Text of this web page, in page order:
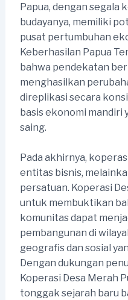
Papua, dengan segala
budayanya, memiliki
pusat pertumbuhan
Keberhasilan Papua
bahwa pendekatan
menghasilkan
direplikasi secara
basis ekonomi mandiri
saing.
Pada akhirnya,
entitas bisnis,
persatuan. Koperasi
untuk membuktikan
komunitas dapat
pembangunan di
geografis dan sosial
Dengan dukungan
Koperasi Desa Merah
tonggak sejarah baru